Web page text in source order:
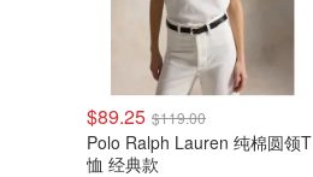
$89.25 $119.00
Polo Ralph Lauren 纯棉圆领T
恤 经典款